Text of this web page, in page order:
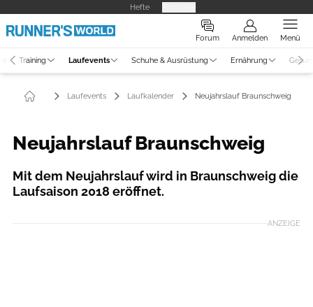
Hefte
Forum Anmelden Menü
Training Laufevents Schuhe & Ausrüstung Ernährung
Laufevents Laufkalender Neujahrslauf Braunschweig
Neujahrslauf Braunschweig
Mit dem Neujahrslauf wird in Braunschweig die
Laufsaison 2018 eröffnet.
ANZEIGE